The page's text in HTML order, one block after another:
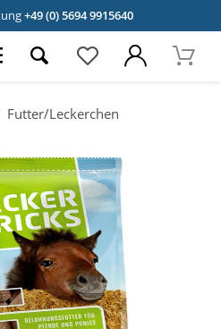
+49 (0) 5694 9915640
Futter/Leckerchen